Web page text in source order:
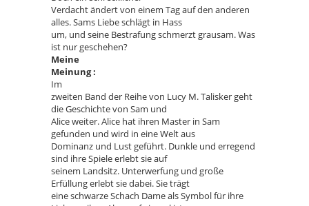
Verdacht ändert von einem Tag auf den anderen
alles. Sams Liebe schlägt in Hass
um, und seine Bestrafung schmerzt grausam. Was
ist nur geschehen?
Meine
Meinung :
Im
zweiten Band der Reihe von Lucy M. Talisker geht
die Geschichte von Sam und
Alice weiter. Alice hat ihren Master in Sam
gefunden und wird in eine Welt aus
Dominanz und Lust geführt. Dunkle und erregend
sind ihre Spiele erlebt sie auf
seinem Landsitz. Unterwerfung und große
Erfüllung erlebt sie dabei. Sie trägt
eine schwarze Schach Dame als Symbol für ihre